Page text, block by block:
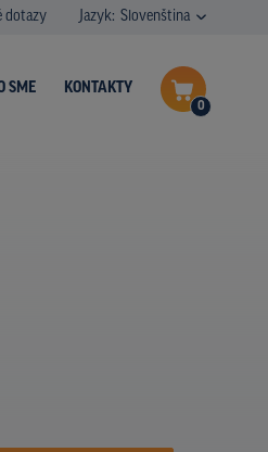
dotazy Jazyk: Slovenština
0
SME KONTAKTY